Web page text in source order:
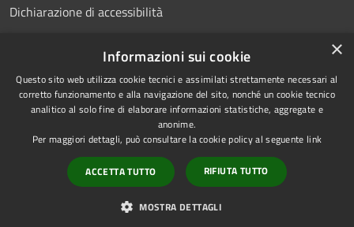
Dichiarazione di accessibilità
RSS
Accessibilità
Privacy
Mappa del sito
Copyright © 2026 • Comune di
Montemiletto • Powered by
Municipium•Accesso
redazione
×
Informazioni sui cookie
Questo sito web utilizza cookie tecnici e assimilati strettamente necessari al
corretto funzionamento e alla navigazione del sito, nonché un cookie tecnico
analitico al solo fine di elaborare informazioni statistiche, aggregate e
anonime.
Per maggiori dettagli, può consultare la cookie policy al seguente link
ACCETTA TUTTO RIFIUTA TUTTO
MOSTRA DETTAGLI